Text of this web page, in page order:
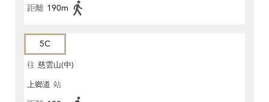
距離 190m
5C
往 慈雲山(中)
上鄉道 站